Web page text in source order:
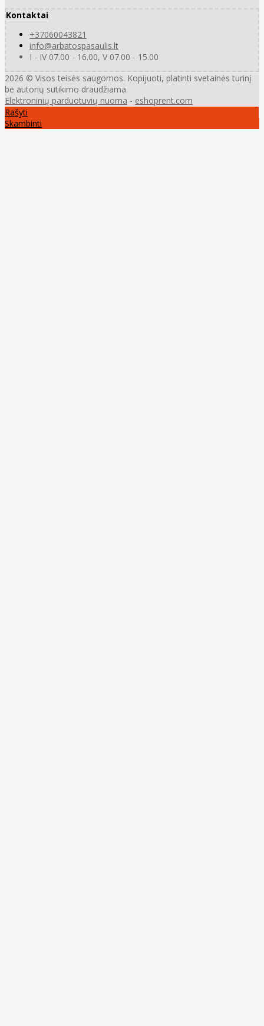
Kontaktai
+37060043821
info@arbatospasaulis.lt
I - IV 07.00 - 16.00, V 07.00 - 15.00
2026 © Visos teisės saugomos. Kopijuoti, platinti svetainės turinį
be autorių sutikimo draudžiama.
Elektroninių parduotuvių nuoma - eshoprent.com
Rašyti
Skambinti